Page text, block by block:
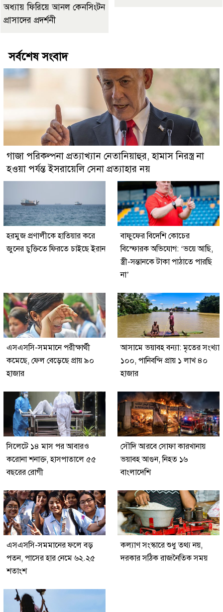
অধ্যায় ফিরিয়ে আনল কেনসিংটন
প্রাসাদের প্রদর্শনী
সর্বশেষ সংবাদ
গাজা পরিকল্পনা প্রত্যাখ্যান নেতানিয়াহুর, হামাস নিরস্ত্র না
হওয়া পর্যন্ত ইসরায়েলি সেনা প্রত্যাহার নয়
হরমুজ প্রণালীকে হাতিয়ার করে
জুনের চুক্তিতে ফিরতে চাইছে ইরান
বাফুফের বিদেশি কোচের
বিস্ফোরক অভিযোগ: ‘ভয়ে আছি,
স্ত্রী-সন্তানকে টাকা পাঠাতে পারছি
না’
এসএসসি-সমমানে পরীক্ষার্থী
কমেছে, ফেল বেড়েছে প্রায় ৯০
হাজার
আসামে ভয়াবহ বন্যা: মৃতের সংখ্যা
১০০, পানিবন্দি প্রায় ১ লাখ ৪০
হাজার
সিলেটে ১৪ মাস পর আবারও
করোনা শনাক্ত, হাসপাতালে ৫৫
বছরের রোগী
সৌদি আরবে সোফা কারখানায়
ভয়াবহ আগুন, নিহত ১৬
বাংলাদেশি
এসএসসি-সমমানের ফলে বড়
পতন, পাসের হার নেমে ৬২.২৫
শতাংশ
কল্যাণ সংস্কারে শুধু তথ্য নয়,
দরকার সঠিক রাজনৈতিক সময়